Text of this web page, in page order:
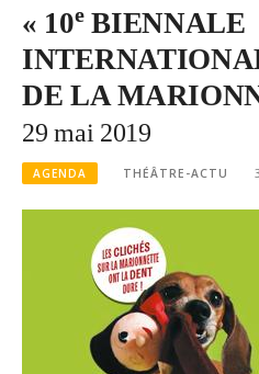
« 10eBIENNALE
DE LA
29 mai 2019
AGENDA THÉÂTRE-ACTU